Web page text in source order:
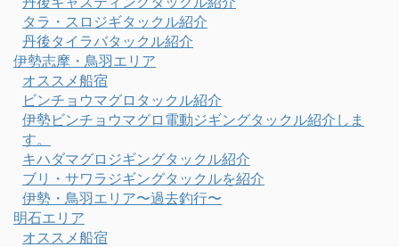
タラ・スロジギタックル紹介
丹後タイラバタックル紹介
伊勢志摩・鳥羽エリア
オススメ船宿
ビンチョウマグロタックル紹介
伊勢ビンチョウマグロ電動ジギングタックル紹介しま
す。
キハダマグロジギングタックル紹介
ブリ・サワラジギングタックルを紹介
伊勢・鳥羽エリア〜過去釣行〜
明石エリア
オススメ船宿